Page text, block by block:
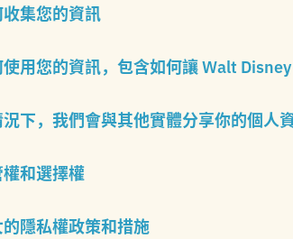
集您的資訊
用您的資訊，包含如何讓 Walt
下，我們會與其他實體分享你的個人
和選擇權
隱私權政策和措施